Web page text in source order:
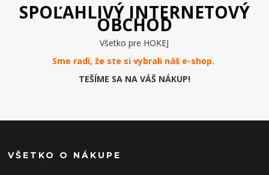
SPOĽAHLIVÝ INTERNETOVÝ
OBCHOD
Všetko pre HOKEJ
Sme radi, že ste si vybrali náš e-shop.
TEŠÍME SA NA VÁŠ NÁKUP!
VŠETKO O NÁKUPE